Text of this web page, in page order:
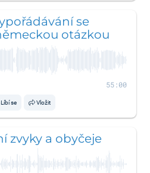
se
otázkou
55:00
Líbí se Vložit
zvyky a obyčeje